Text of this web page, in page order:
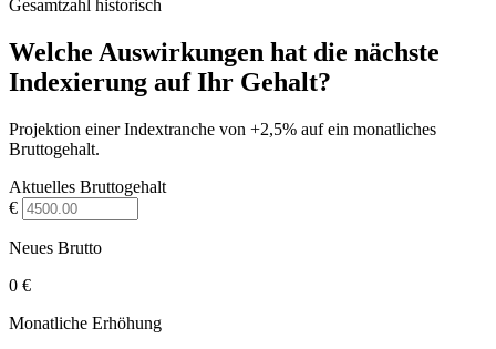
Gesamtzahl historisch
Welche Auswirkungen hat die nächste
Indexierung auf Ihr Gehalt?
Projektion einer Indextranche von +2,5% auf ein monatliches
Bruttogehalt.
Aktuelles Bruttogehalt
€
Neues Brutto
0 €
Monatliche Erhöhung